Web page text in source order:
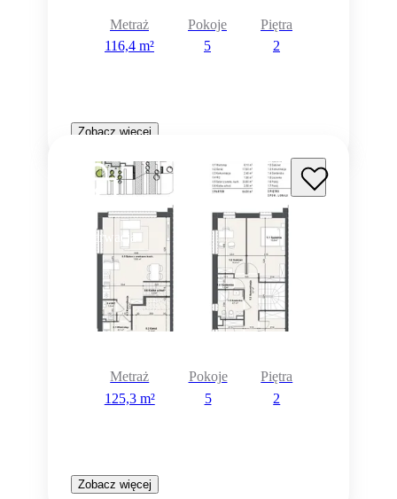
Metraż
116,4 m²
Pokoje
5
Piętra
2
Zobacz więcej
Rezerwacja
Metraż
125,3 m²
Pokoje
5
Piętra
2
Zobacz więcej